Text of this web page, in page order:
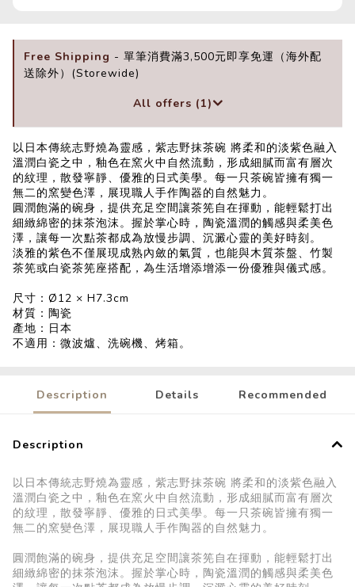
Free Shipping - 單筆消費滿3,500元即享免運（海外配
送除外）(Storewide)
All offers (1)
以日本傳統志野燒為靈感，紫志野抹茶碗 將柔和的淡紫色融入
溫潤白瓷之中，釉色在窯火中自然流動，形成細膩而富有層次
的紋理，散發寧靜、優雅的日式美學。每一只茶碗皆擁有獨一
無二的窯變色澤，展現職人手作陶器的自然魅力。
圓潤飽滿的碗身，提供充足空間讓茶筅自在揮動，能輕鬆打出
細緻綿密的抹茶泡沫。握於掌心時，陶瓷溫潤的觸感與柔美色
澤，讓每一次點茶都成為放慢步調、沉澱心靈的美好時刻。
淡雅的紫色不僅展現成熟內斂的氣質，也能與木質茶盤、竹製
茶筅或白瓷茶筅座搭配，為生活增添增添一份優雅與儀式感。
尺寸：Ø12 × H7.3cm
材質：陶瓷
產地：日本
不適用：微波爐、洗碗機、烤箱。
Description Details Recommended
Description
以日本傳統志野燒為靈感，紫志野抹茶碗 將柔和的淡紫色融入
溫潤白瓷之中，釉色在窯火中自然流動，形成細膩而富有層次
的紋理，散發寧靜、優雅的日式美學。每一只茶碗皆擁有獨一
無二的窯變色澤，展現職人手作陶器的自然魅力。
圓潤飽滿的碗身，提供充足空間讓茶筅自在揮動，能輕鬆打出
細緻綿密的抹茶泡沫。握於掌心時，陶瓷溫潤的觸感與柔美色